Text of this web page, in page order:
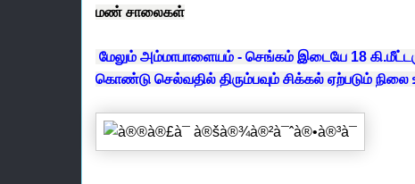
மண் சாலைகள்
மேலும் அம்மாபாளையம் - செங்கம் இடையே 18
கொண்டு செல்வதில் திரும்பவும் சிக்கல் ஏற்படும் நிலை